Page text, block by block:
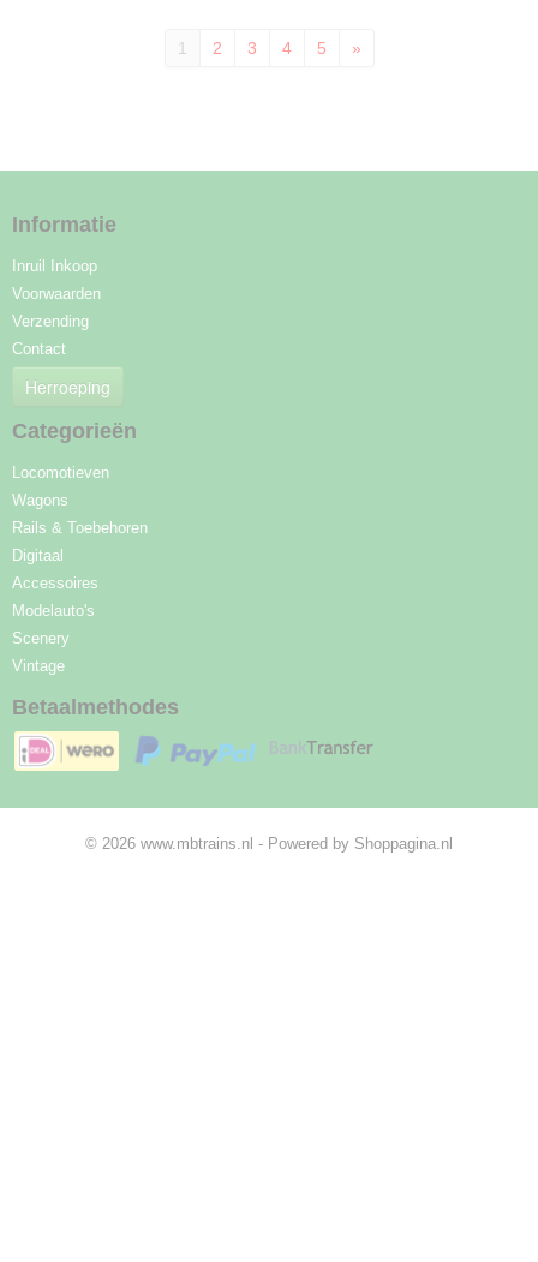
1 2 3 4 5 »
Informatie
Inruil Inkoop
Voorwaarden
Verzending
Contact
Herroeping
Categorieën
Locomotieven
Wagons
Rails & Toebehoren
Digitaal
Accessoires
Modelauto's
Scenery
Vintage
Betaalmethodes
© 2026 www.mbtrains.nl - Powered by Shoppagina.nl